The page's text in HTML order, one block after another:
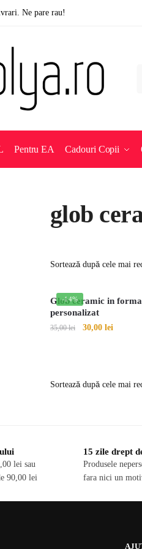
Ne pare rau!
Pentru EA Cadouri Copii
glob
-14%
Glob ceramic in forma
personalizat
35,00lei
Prețul
35,00 lei.
30,00 leiPrețul
lei sau
90,00 lei
15 zile drept
Produsele
fara nici un